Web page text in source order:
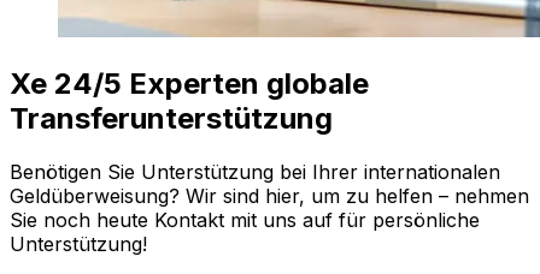
Xe 24/5 Experten globale
Transferunterstützung
Benötigen Sie Unterstützung bei Ihrer internationalen
Geldüberweisung? Wir sind hier, um zu helfen – nehmen
Sie noch heute Kontakt mit uns auf für persönliche
Unterstützung!